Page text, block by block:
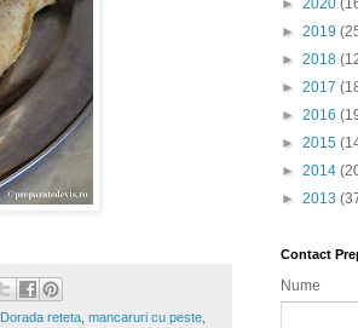
Dorada reteta mancaruri cu peste
► 2020
► 2019
► 2018
► 2017
► 2016
► 2015
► 2014
► 2013
Contact
Nume